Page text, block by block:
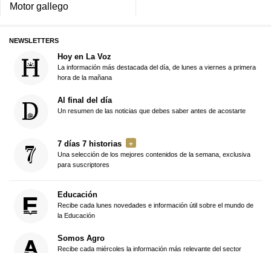
Motor gallego
NEWSLETTERS
Hoy en La Voz
La información más destacada del día, de lunes a viernes a primera
hora de la mañana
Al final del día
Un resumen de las noticias que debes saber antes de acostarte
7 días 7 historias
Una selección de los mejores contenidos de la semana, exclusiva
para suscriptores
Educación
Recibe cada lunes novedades e información útil sobre el mundo de
la Educación
Somos Agro
Recibe cada miércoles la información más relevante del sector